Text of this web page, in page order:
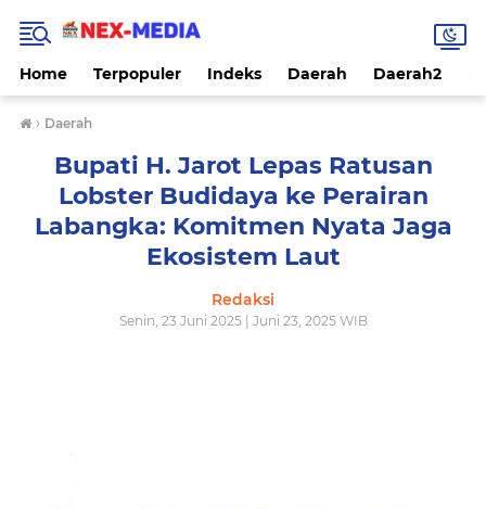
Home Terpopuler Indeks Daerah Daerah2
› Daerah
Bupati H. Jarot Lepas Ratusan
Lobster Budidaya ke Perairan
Labangka: Komitmen Nyata Jaga
Ekosistem Laut
Redaksi
Senin, 23 Juni 2025 | Juni 23, 2025 WIB